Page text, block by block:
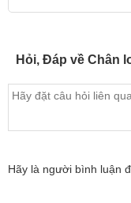
Hỏi, Đáp về Chân
Hãy là người bình luận